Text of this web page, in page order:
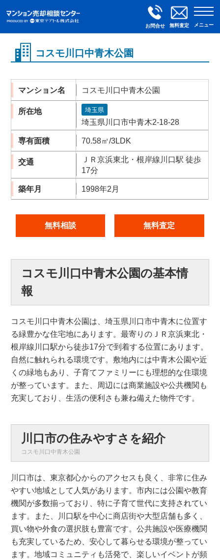
お問合せ 無料査定 メニュー
コスモ川口中青木公園
マンション名 コスモ川口中青木公園
所在地 埼玉県
埼玉県川口市中青木2-18-28
専有面積 70.58㎡/3LDK
交通
ＪＲ京浜東北・根岸線川口駅 徒歩
17分
築年月 1998年2月
無料相談 無料査定
コスモ川口中青木公園の基本情
報
コスモ川口中青木公園は、埼玉県川口市中青木に位置す
る緑豊かな住宅地にあります。最寄りのＪＲ京浜東北・
根岸線川口駅から徒歩17分で到着する位置にあります。
自然に触れられる環境です。敷地内には中青木公園や近
くの緑地もあり、子育てファミリーにも理想的な住環境
が整っています。また、周辺には商業施設や公共機関も
充実しており、生活の便利さも兼ね備えた物件です。
川口市の住みやすさを紹介
コスモ川口中青木公園
川口市は、東京都心からのアクセスも良く、非常に住み
やすい地域として人気があります。市内には公園や教育
機関が多数揃っており、特に子育て世代に支持されてい
ます。また、川口駅を中心に商店街や大型店舗も多く、
買い物や外食の選択肢も豊富です。公共施設や医療機関
も充実しているため、安心して暮らせる環境が整ってい
ます。地域コミュニティも活発で、楽しいイベントが頻